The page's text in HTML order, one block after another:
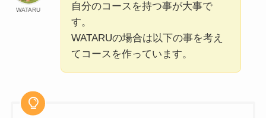
WATARU
自分のコースを持つ事が大事で
す。
WATARUの場合は以下の事を考え
てコースを作っています。